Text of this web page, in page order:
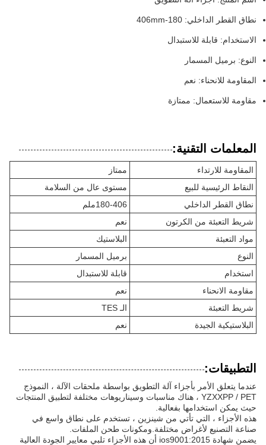
نطاق القطر الداخلي: 180-406mm
الاستخدام: قابلة للاستبدال
النوع: برميل المسمار
المقاومة للانحناء: نعم
مقاومة للاستعمال: ممتازة
المعلمات التقنية:
المقاومة للارتداء
ممتاز
النقاط الرئيسية للبيع
مستوى عال من السلامة
نطاق القطر الداخلي
180-406ملم
شريط التعبئة من الكرتون
نعم
مواد التعبئة
البلاستيك
النوع
برميل المسمار
استخدام
قابلة للاستبدال
مقاومة الانحناء
نعم
شريط التعبئة
الـ TES
البلاستيكية الجيدة
نعم
التطبيقات:
عندما يتعلق الأمر بأجزاء آلة التطويق بواسطة ملحقات الآلة ، النموذج
YZXXPP / PET ، هناك مناسبات وسيناريوهات مختلفة لتطبيق المنتجات
حيث يمكن استخدامها بفعالية.
هذه الأجزاء ، التي تأتي من شينزين ، تستخدم على نطاق واسع في
صناعة التصنيع لأغراض مختلفة.ومكونات طحن الملفات.
يضمن شهادة ios9001:2015 أن هذه الأجزاء تلبي معايير الجودة العالية